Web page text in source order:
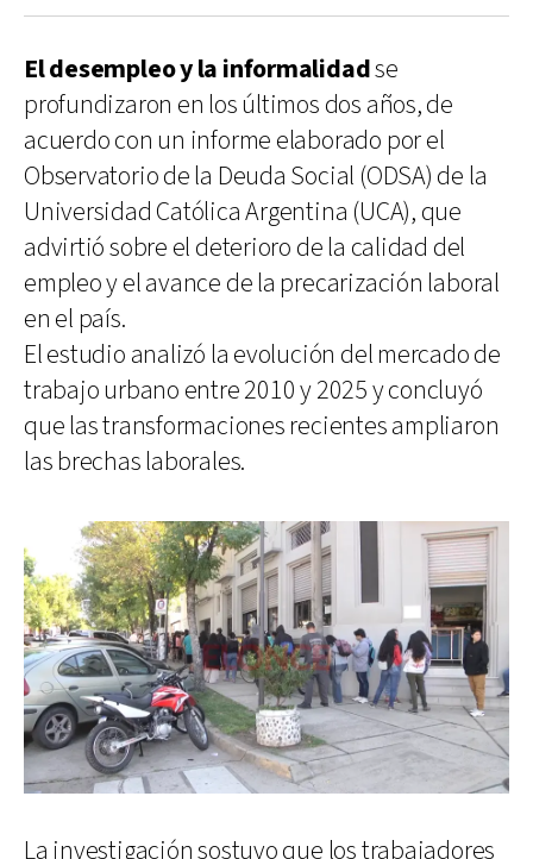
El desempleo y la informalidadse
profundizaron en los últimos dos años, de
acuerdo con un informe elaborado por el
Observatorio de la Deuda Social (ODSA) de la
Universidad Católica Argentina (UCA), que
advirtió sobre el deterioro de la calidad del
empleo y el avance de la precarización laboral
en el país.
El estudio analizó la evolución del mercado de
trabajo urbano entre 2010 y 2025 y concluyó
que las transformaciones recientes ampliaron
las brechas laborales.
La investigación sostuvo que los trabajadores